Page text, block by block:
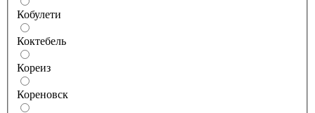
Кобулети
Коктебель
Кореиз
Кореновск